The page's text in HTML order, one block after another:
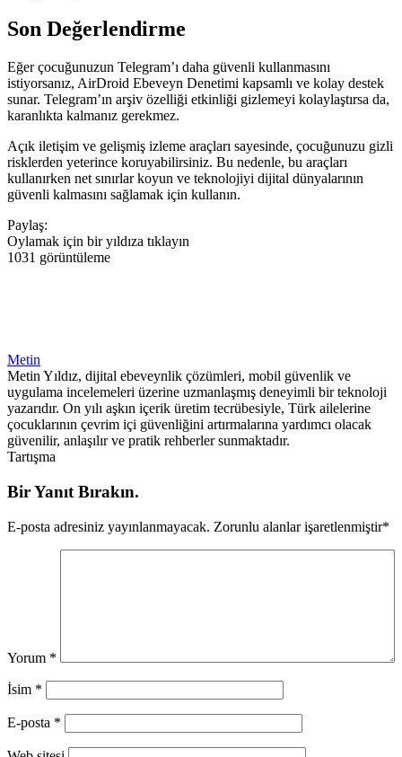
Son Değerlendirme
Eğer çocuğunuzun Telegram’ı daha güvenli kullanmasını
istiyorsanız, AirDroid Ebeveyn Denetimi kapsamlı ve kolay destek
sunar. Telegram’ın arşiv özelliği etkinliği gizlemeyi kolaylaştırsa da,
karanlıkta kalmanız gerekmez.
Açık iletişim ve gelişmiş izleme araçları sayesinde, çocuğunuzu gizli
risklerden yeterince koruyabilirsiniz. Bu nedenle, bu araçları
kullanırken net sınırlar koyun ve teknolojiyi dijital dünyalarının
güvenli kalmasını sağlamak için kullanın.
Paylaş:
Oylamak için bir yıldıza tıklayın
1031 görüntüleme
Metin
Metin Yıldız, dijital ebeveynlik çözümleri, mobil güvenlik ve
uygulama incelemeleri üzerine uzmanlaşmış deneyimli bir teknoloji
yazarıdır. On yılı aşkın içerik üretim tecrübesiyle, Türk ailelerine
çocuklarının çevrim içi güvenliğini artırmalarına yardımcı olacak
güvenilir, anlaşılır ve pratik rehberler sunmaktadır.
Tartışma
Bir Yanıt Bırakın.
E-posta adresiniz yayınlanmayacak. Zorunlu alanlar işaretlenmiştir*
Yorum *
İsim *
E-posta *